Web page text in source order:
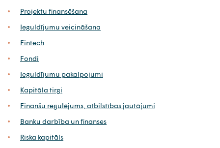
Projektu finansēšana
Ieguldījumu veicināšana
Fintech
Fondi
Ieguldījumu pakalpojumi
Kapitāla tirgi
Finanšu regulējums, atbilstības jautājumi
Banku darbība un finanses
Riska kapitāls